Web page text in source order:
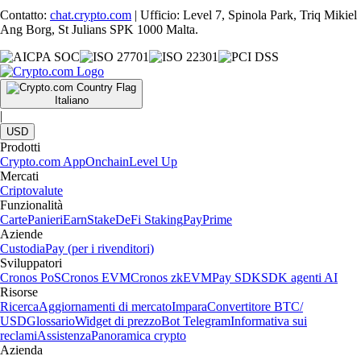
Contatto: chat.crypto.com | Ufficio: Level 7, Spinola Park, Triq Mikiel
Ang Borg, St Julians SPK 1000 Malta.
Italiano
|
USD
Prodotti
Crypto.com AppOnchainLevel Up
Mercati
Criptovalute
Funzionalità
CartePanieriEarnStakeDeFi StakingPayPrime
Aziende
CustodiaPay (per i rivenditori)
Sviluppatori
Cronos PoSCronos EVMCronos zkEVMPay SDKSDK agenti AI
Risorse
RicercaAggiornamenti di mercatoImparaConvertitore BTC/
USDGlossarioWidget di prezzoBot TelegramInformativa sui
reclamiAssistenzaPanoramica crypto
Azienda